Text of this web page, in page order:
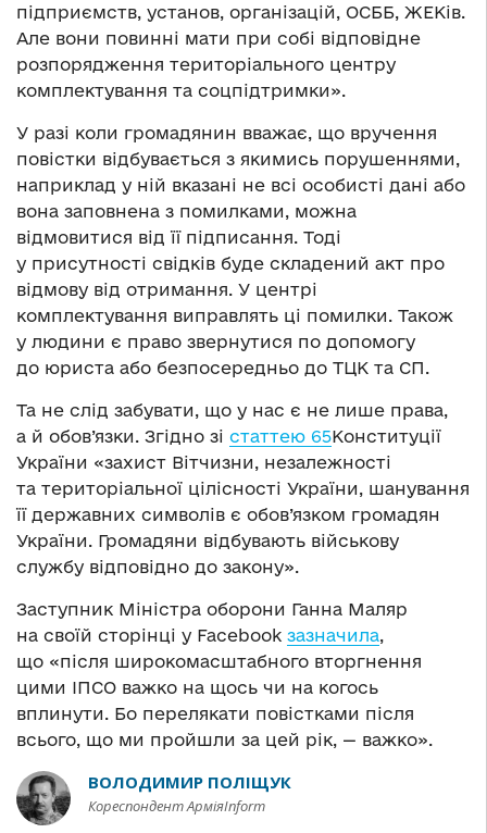
підприємств, установ, організацій, ОСББ, ЖЕКів.
Але вони повинні мати при собі відповідне
розпорядження територіального центру
комплектування та соцпідтримки».
У разі коли громадянин вважає, що вручення
повістки відбувається з якимись порушеннями,
наприклад у ній вказані не всі особисті дані або
вона заповнена з помилками, можна
відмовитися від її підписання. Тоді
у присутності свідків буде складений акт про
відмову від отримання. У центрі
комплектування виправлять ці помилки. Також
у людини є право звернутися по допомогу
до юриста або безпосередньо до ТЦК та СП.
Та не слід забувати, що у нас є не лише права,
а й обов’язки. Згідно зі статтею 65Конституції
України «захист Вітчизни, незалежності
та територіальної цілісності України, шанування
її державних символів є обов’язком громадян
України. Громадяни відбувають військову
службу відповідно до закону».
Заступник Міністра оборони Ганна Маляр
на своїй сторінці у Facebook зазначила,
що «після широкомасштабного вторгнення
цими ІПСО важко на щось чи на когось
вплинути. Бо перелякати повістками після
всього, що ми пройшли за цей рік, — важко».
ВОЛОДИМИР ПОЛІЩУК
Кореспондент АрміяInform